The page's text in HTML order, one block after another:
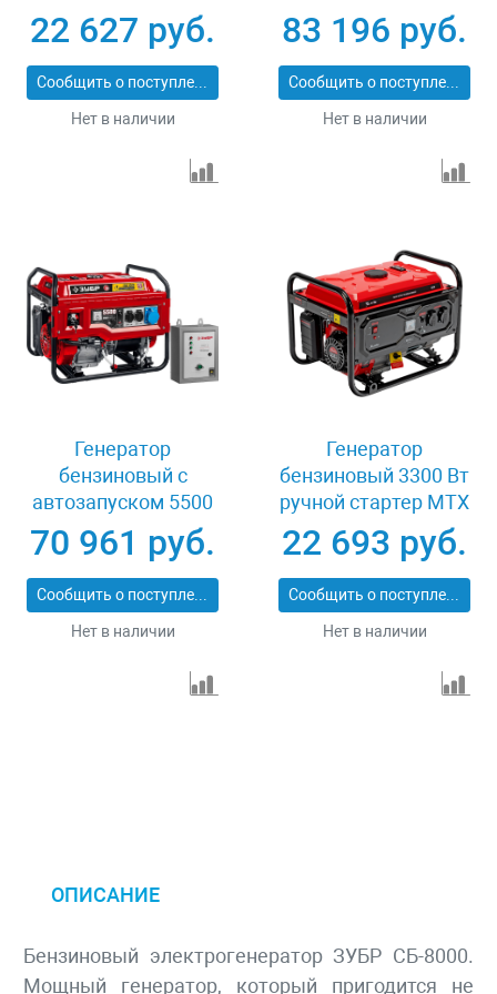
230В 4-х тактный 15 л
электростартер
Сибртех 94538
22 627 руб.
Сообщить о поступлении
Нет в наличии
коннектор
автоматики
электростартер
Denzel 946934
83 196 руб.
Сообщить о поступлении
Нет в наличии
Генератор
бензиновый с
автозапуском 5500
Вт Зубр СБА-5500
70 961 руб.
Сообщить о поступлении
Нет в наличии
Генератор
бензиновый 3300 Вт
ручной стартер MTX
RS-4000 946115
22 693 руб.
Сообщить о поступлении
Нет в наличии
ОПИСАНИЕ
Бензиновый электрогенератор ЗУБР СБ-8000.
Мощный генератор, который пригодится не